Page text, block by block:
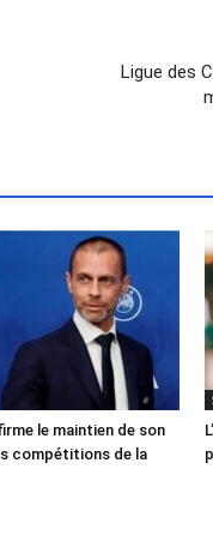
Ligue des
le maintien de son
compétitions de la